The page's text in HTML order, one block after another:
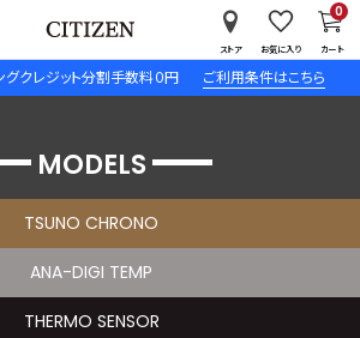
クレジット分割手数料０円 ご利用条件はこちら
ストア お気に入り カート
0
MODELS
TSUNO CHRONO
ANA-DIGI TEMP
THERMO SENSOR